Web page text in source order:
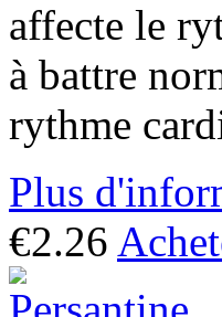
affecte le
à battre
rythme
Plus
€2.26